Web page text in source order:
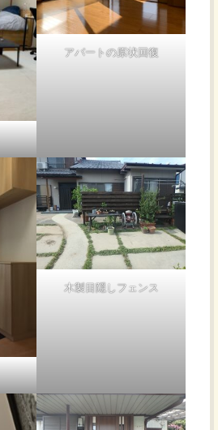
アパートの原状回復
木製目隠しフェンス